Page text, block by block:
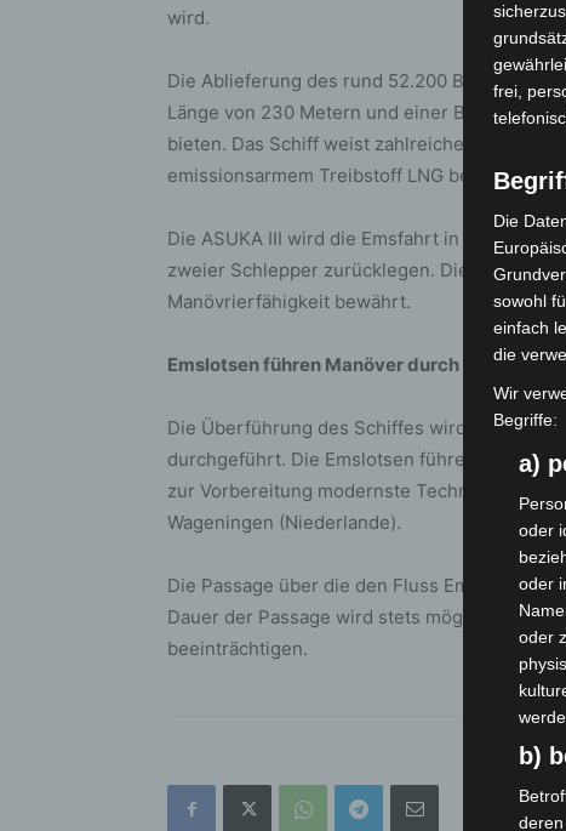
wird.
Die Ablieferung des rund 52.200 BRZ
Länge von 230 Metern und einer Breite von
bieten. Das Schiff weist zahlreiche
emissionsarmem Treibstoff LNG betrieben.
Die ASUKA III wird die Emsfahrt in Richtung
zweier Schlepper zurücklegen. Diese Art
Manövrierfähigkeit bewährt.
Emslotsen führen Manöver durch
Die Überführung des Schiffes wird erneut
durchgeführt. Die Emslotsen führen die
zur Vorbereitung modernste Technik für eine
Wageningen (Niederlande).
Die Passage über die den Fluss Ems wird
Dauer der Passage wird stets möglichst
beeinträchtigen.
frei,
Die
sowohl
einfach
die
Wir
Begriffe:
a)
oder
oder
oder
b)